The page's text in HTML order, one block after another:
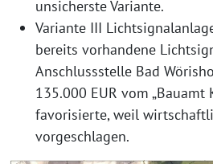
unsicherste Variante.
Variante III
bereits vorhandene
Anschlussstelle Bad
135.000 EUR vom „Bauamt
favorisierte, weil
vorgeschlagen.